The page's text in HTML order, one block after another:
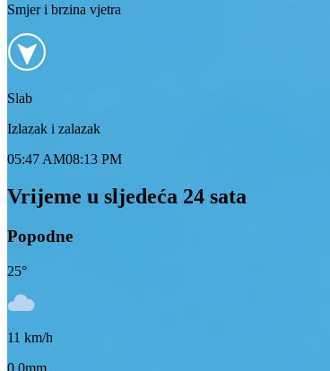
Smjer i brzina vjetra
Slab
Izlazak i zalazak
05:47 AM08:13 PM
Vrijeme u sljedeća 24 sata
Popodne
25°
11 km/h
0.0mm